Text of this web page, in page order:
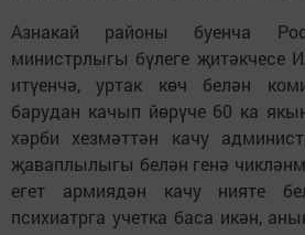
Азнакай районы буенча
министрлыгы бүлеге җитәкчесе
итүенчә, уртак көч белән
барудан качып йөрүче 60 ка
хәрби хезмәттән качу
җаваплылыгы белән генә
егет армиядән качу нияте
психиатрга учетка баса икән,